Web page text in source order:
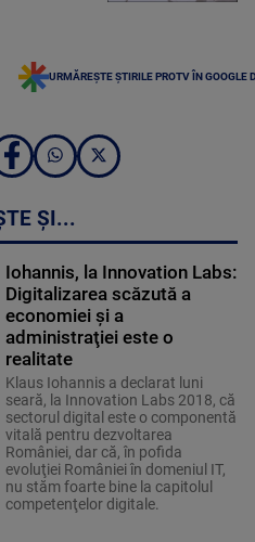
URMĂREȘTE ȘTIRILE PROTV ÎN GOOGLE
ȘI...
Iohannis, la Innovation Labs:
Digitalizarea scăzută a
economiei şi a
administraţiei este o
realitate
Klaus Iohannis a declarat luni
seară, la Innovation Labs 2018, că
sectorul digital este o componentă
vitală pentru dezvoltarea
României, dar că, în pofida
evoluţiei României în domeniul IT,
nu stăm foarte bine la capitolul
competenţelor digitale.